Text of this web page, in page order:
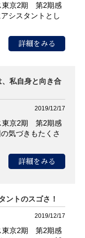
東京2期 第2期感
シスタントとし
詳細をみる
私自身と向き合
2019/12/17
東京2期 第2期感
気づきもたくさ
詳細をみる
ントのスゴさ！
2019/12/17
東京2期 第2期感